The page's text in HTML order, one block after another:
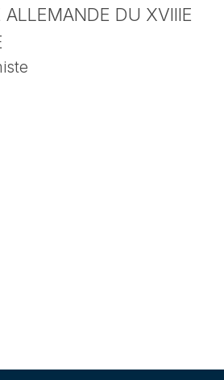
ALLEMANDE DU XVIIIE